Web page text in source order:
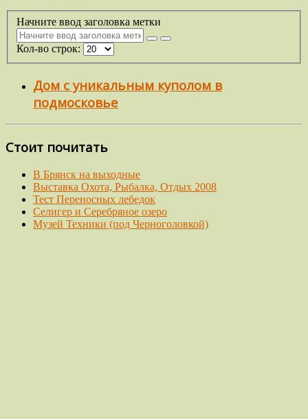
Начните ввод заголовка метки
Кол-во строк:
Дом с уникальным куполом в
подмосковье
Стоит почитать
В Брянск на выходные
Выставка Охота, Рыбалка, Отдых 2008
Тест Переносных лебедок
Селигер и Серебряное озеро
Музей Техники (под Черноголовкой)